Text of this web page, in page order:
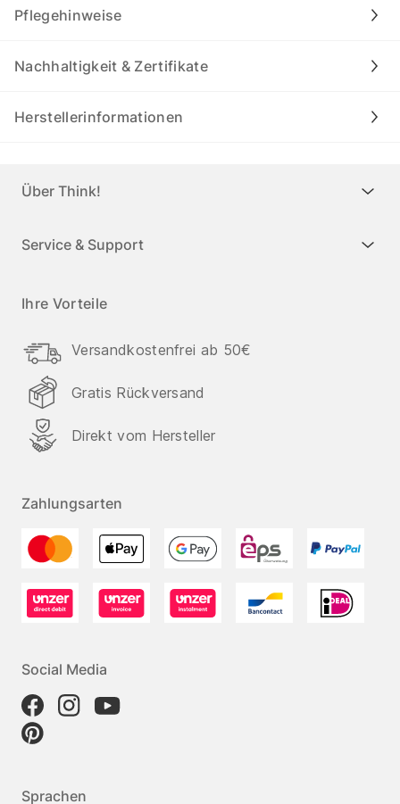
Pflegehinweise
Nachhaltigkeit & Zertifikate
Herstellerinformationen
Über Think!
Service & Support
Ihre Vorteile
Versandkostenfrei ab 50€
Gratis Rückversand
Direkt vom Hersteller
Zahlungsarten
Social Media
Sprachen